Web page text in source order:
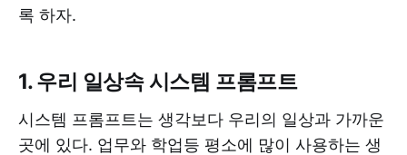
록 하자.
1. 우리 일상속 시스템 프롬프트
시스템 프롬프트는 생각보다 우리의 일상과 가까운
곳에 있다. 업무와 학업등 평소에 많이 사용하는 생